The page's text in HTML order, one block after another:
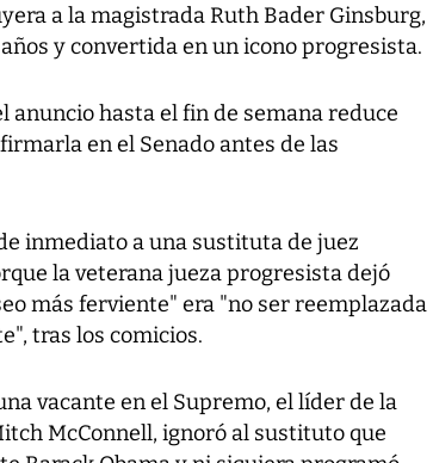
a la magistrada Ruth Bader Ginsburg,
y convertida en un icono progresista.
anuncio hasta el fin de semana reduce
en el Senado antes de las
inmediato a una sustituta de juez
la veterana jueza progresista dejó
más ferviente" era "no ser reemplazada
tras los comicios.
vacante en el Supremo, el líder de la
McConnell, ignoró al sustituto que